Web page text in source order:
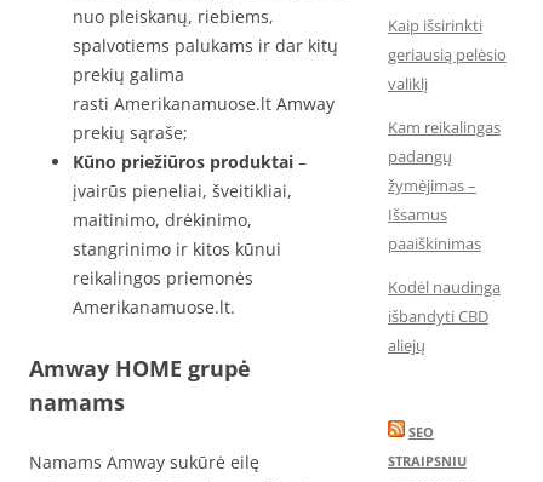
nuo pleiskanų, riebiems,
spalvotiems palukams ir dar kitų
prekių galima
rasti Amerikanamuose.lt Amway
prekių sąraše;
Kūno priežiūros produktai –
įvairūs pieneliai, šveitikliai,
maitinimo, drėkinimo,
stangrinimo ir kitos kūnui
reikalingos priemonės
Amerikanamuose.lt.
Amway HOME grupė
namams
Namams Amway sukūrė eilę
Kaip išsirinkti
geriausią pelėsio
valiklį
Kam reikalingas
padangų
žymėjimas –
Išsamus
paaiškinimas
Kodėl naudinga
išbandyti CBD
aliejų
SEO
STRAIPSNIU